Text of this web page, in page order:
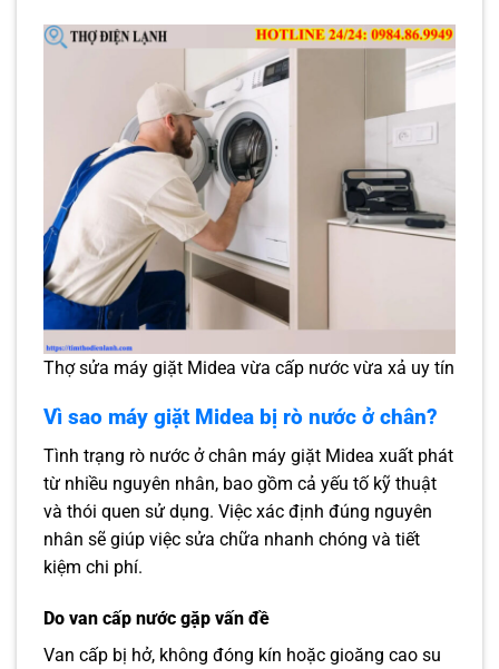
Thợ sửa máy giặt Midea vừa cấp nước vừa xả uy tín
Vì sao máy giặt Midea bị rò nước ở chân?
Tình trạng rò nước ở chân máy giặt Midea xuất phát
từ nhiều nguyên nhân, bao gồm cả yếu tố kỹ thuật
và thói quen sử dụng. Việc xác định đúng nguyên
nhân sẽ giúp việc sửa chữa nhanh chóng và tiết
kiệm chi phí.
Do van cấp nước gặp vấn đề
Van cấp bị hở, không đóng kín hoặc gioăng cao su